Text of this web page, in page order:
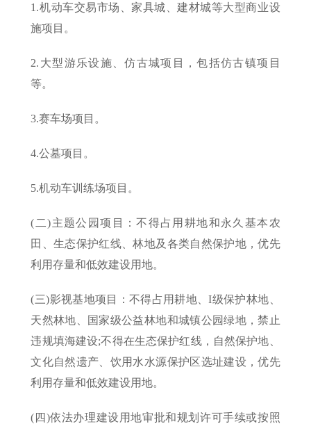
1.机动车交易市场、家具城、建材城等大型商业设
施项目。
2.大型游乐设施、仿古城项目，包括仿古镇项目
等。
3.赛车场项目。
4.公墓项目。
5.机动车训练场项目。
(二)主题公园项目：不得占用耕地和永久基本农
田、生态保护红线、林地及各类自然保护地，优先
利用存量和低效建设用地。
(三)影视基地项目：不得占用耕地、I级保护林地、
天然林地、国家级公益林地和城镇公园绿地，禁止
违规填海建设;不得在生态保护红线，自然保护地、
文化自然遗产、饮用水水源保护区选址建设，优先
利用存量和低效建设用地。
(四)依法办理建设用地审批和规划许可手续或按照